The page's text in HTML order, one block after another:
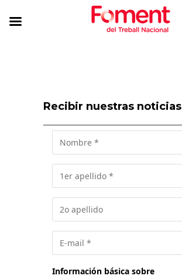
Recibir nuestras noticias
Información básica sobre